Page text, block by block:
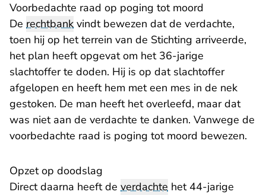
​Voorbedachte raad op poging tot moord
De rechtbank vindt bewezen dat de verdachte,
toen hij op het terrein van de Stichting arriveerde,
het plan heeft opgevat om het 36-jarige
slachtoffer te doden. Hij is op dat slachtoffer
afgelopen en heeft hem met een mes in de nek
gestoken. De man heeft het overleefd, maar dat
was niet aan de verdachte te danken. Vanwege de
voorbedachte raad is poging tot moord bewezen.
​Opzet op doodslag
Direct daarna heeft de verdachte het 44-jarige